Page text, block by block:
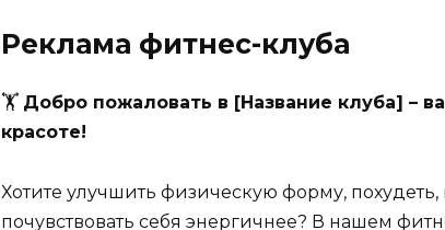
Реклама фитнес-клуба
🏋️ Добро пожаловать в [Название клуба] –
красоте!
Хотите улучшить физическую форму,
почувствовать себя энергичнее? В нашем